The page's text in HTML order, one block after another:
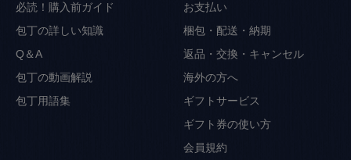
必読！購入前ガイド
包丁の詳しい知識
Q＆A
包丁の動画解説
包丁用語集
お支払い
梱包・配送・納期
返品・交換・キャンセル
海外の方へ
ギフトサービス
ギフト券の使い方
会員規約